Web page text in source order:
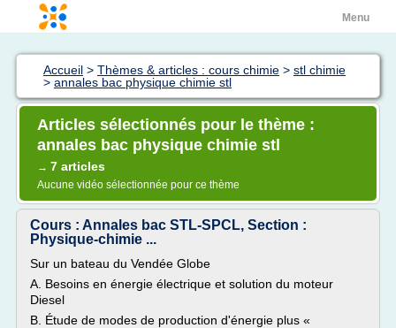
Menu
Accueil > Thèmes & articles : cours chimie > stl chimie
> annales bac physique chimie stl
Articles sélectionnés pour le thème :
annales bac physique chimie stl
→ 7 articles
Aucune vidéo sélectionnée pour ce thème
Cours : Annales bac STL-SPCL, Section :
Physique-chimie ...
Sur un bateau du Vendée Globe
A. Besoins en énergie électrique et solution du moteur
Diesel
B. Étude de modes de production d'énergie plus «